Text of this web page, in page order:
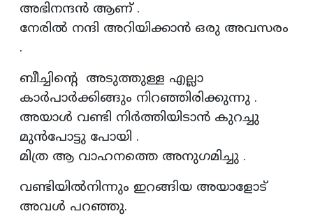
അഭിനന്ദൻ ആണ് .
നേരിൽ നന്ദി അറിയിക്കാൻ ഒരു അവസരം
.
ബീച്ചിന്റെ അടുത്തുള്ള എല്ലാ
കാർപാർക്കിങ്ങും നിറഞ്ഞിരിക്കുന്നു .
അയാൾ വണ്ടി നിർത്തിയിടാൻ കുറച്ചു
മുൻപോട്ടു പോയി .
മിത്ര ആ വാഹനത്തെ അനുഗമിച്ചു .
വണ്ടിയിൽനിന്നും ഇറങ്ങിയ അയാളോട്
അവൾ പറഞ്ഞു.